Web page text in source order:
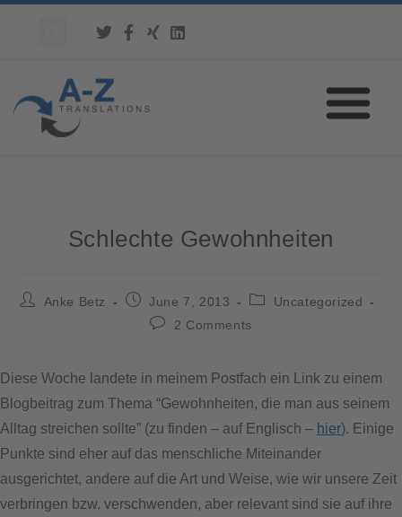
Schlechte Gewohnheiten
Anke Betz June 7, 2013
Uncategorized
2 Comments
Diese Woche landete in meinem Postfach ein Link zu einem
Blogbeitrag zum Thema “Gewohnheiten, die man aus seinem
Alltag streichen sollte” (zu finden – auf Englisch – hier). Einige
Punkte sind eher auf das menschliche Miteinander
ausgerichtet, andere auf die Art und Weise, wie wir unsere Zeit
verbringen bzw. verschwenden, aber relevant sind sie auf ihre